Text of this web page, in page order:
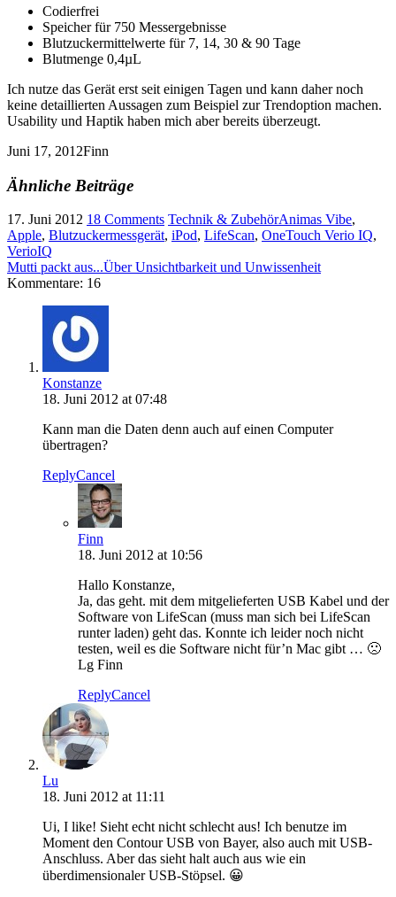
Codierfrei
Speicher für 750 Messergebnisse
Blutzuckermittelwerte für 7, 14, 30 & 90 Tage
Blutmenge 0,4µL
Ich nutze das Gerät erst seit einigen Tagen und kann daher noch
keine detaillierten Aussagen zum Beispiel zur Trendoption machen.
Usability und Haptik haben mich aber bereits überzeugt.
Juni 17, 2012Finn
Ähnliche Beiträge
17. Juni 2012 18 Comments Technik & ZubehörAnimas Vibe,
Apple, Blutzuckermessgerät, iPod, LifeScan, OneTouch Verio IQ,
VerioIQ
Mutti packt aus...Über Unsichtbarkeit und Unwissenheit
Kommentare: 16
Konstanze
18. Juni 2012 at 07:48
Kann man die Daten denn auch auf einen Computer
übertragen?
ReplyCancel
Finn
18. Juni 2012 at 10:56
Hallo Konstanze,
Ja, das geht. mit dem mitgelieferten USB Kabel und der
Software von LifeScan (muss man sich bei LifeScan
runter laden) geht das. Konnte ich leider noch nicht
testen, weil es die Software nicht für’n Mac gibt … 🙁
Lg Finn
ReplyCancel
Lu
18. Juni 2012 at 11:11
Ui, I like! Sieht echt nicht schlecht aus! Ich benutze im
Moment den Contour USB von Bayer, also auch mit USB-
Anschluss. Aber das sieht halt auch aus wie ein
überdimensionaler USB-Stöpsel. 😀